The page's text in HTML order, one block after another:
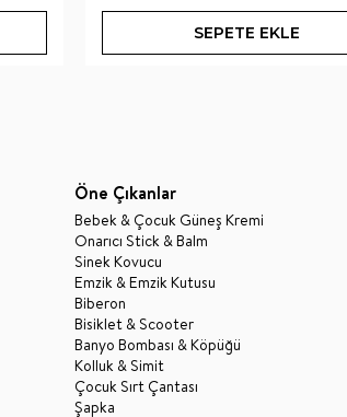
SEPETE EKLE
Öne Çıkanlar
Bebek & Çocuk Güneş Kremi
Onarıcı Stick & Balm
Sinek Kovucu
Emzik & Emzik Kutusu
Biberon
Bisiklet & Scooter
Banyo Bombası & Köpüğü
Kolluk & Simit
Çocuk Sırt Çantası
Şapka